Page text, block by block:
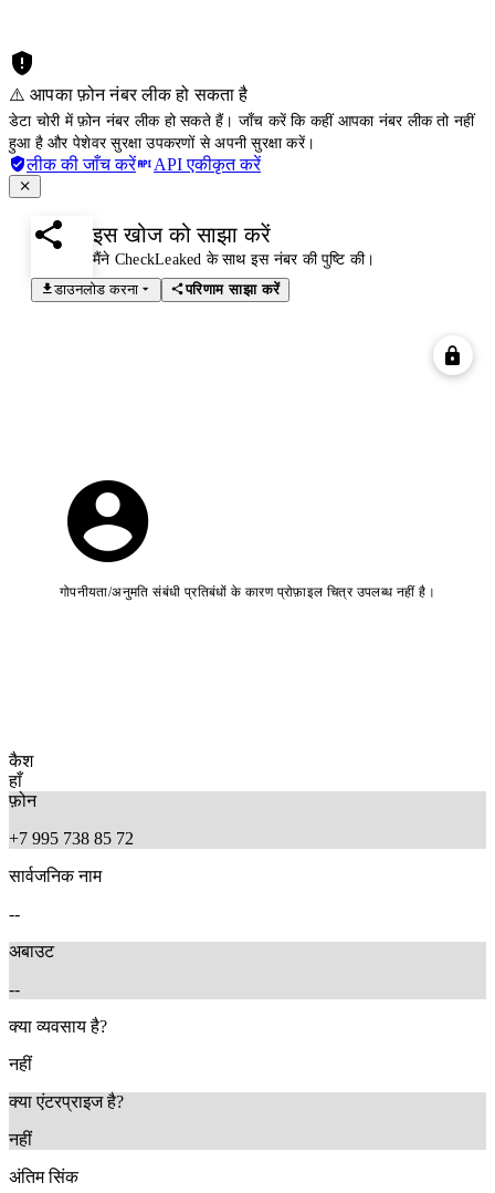
⚠️ आपका फ़ोन नंबर लीक हो सकता है
डेटा चोरी में फ़ोन नंबर लीक हो सकते हैं। जाँच करें कि कहीं आपका नंबर लीक तो नहीं
हुआ है और पेशेवर सुरक्षा उपकरणों से अपनी सुरक्षा करें।
लीक की जाँच करें API एकीकृत करें
इस खोज को साझा करें
मैंने CheckLeaked के साथ इस नंबर की पुष्टि की।
डाउनलोड करना
परिणाम साझा करें
गोपनीयता/अनुमति संबंधी प्रतिबंधों के कारण प्रोफ़ाइल चित्र उपलब्ध नहीं है।
कैश
हाँ
फ़ोन
+7 995 738 85 72
सार्वजनिक नाम
--
अबाउट
--
क्या व्यवसाय है?
नहीं
क्या एंटरप्राइज है?
नहीं
अंतिम सिंक